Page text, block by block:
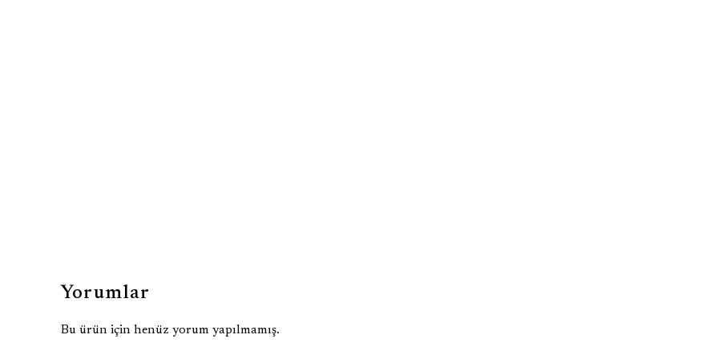
Yorumlar
Bu ürün için henüz yorum yapılmamış.